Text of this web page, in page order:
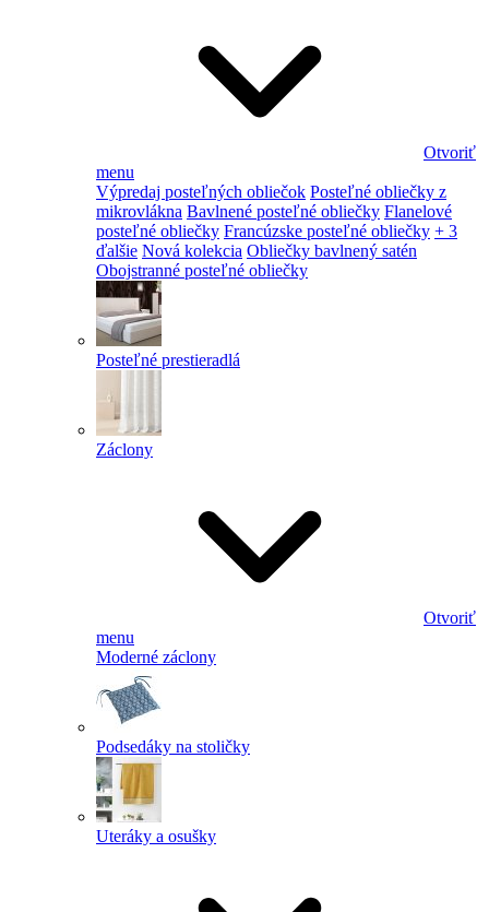
Otvoriť
menu
Výpredaj posteľných obliečok Posteľné obliečky z
mikrovlákna Bavlnené posteľné obliečky Flanelové
posteľné obliečky Francúzske posteľné obliečky + 3
ďalšie Nová kolekcia Obliečky bavlnený satén
Obojstranné posteľné obliečky
Posteľné prestieradlá
Záclony
Otvoriť
menu
Moderné záclony
Podsedáky na stoličky
Uteráky a osušky